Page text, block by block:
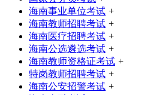
海南事业单位考试 +
海南教师招聘考试 +
海南医疗招聘考试 +
海南公选遴选考试 +
海南教师资格证考试 +
特岗教师招聘考试 +
海南公安招警考试 +